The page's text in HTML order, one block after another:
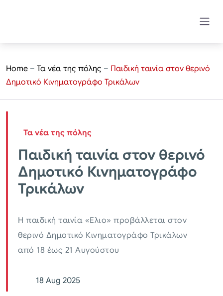
Home – Τα νέα της πόλης – Παιδική ταινία στον θερινό
Δημοτικό Κινηματογράφο Τρικάλων
Τα νέα της πόλης
Παιδική ταινία στον θερινό
Δημοτικό Κινηματογράφο
Τρικάλων
Η παιδική ταινία «Ελιο» προβάλλεται στον
θερινό Δημοτικό Κινηματογράφο Τρικάλων
από 18 έως 21 Αυγούστου
18 Aug 2025